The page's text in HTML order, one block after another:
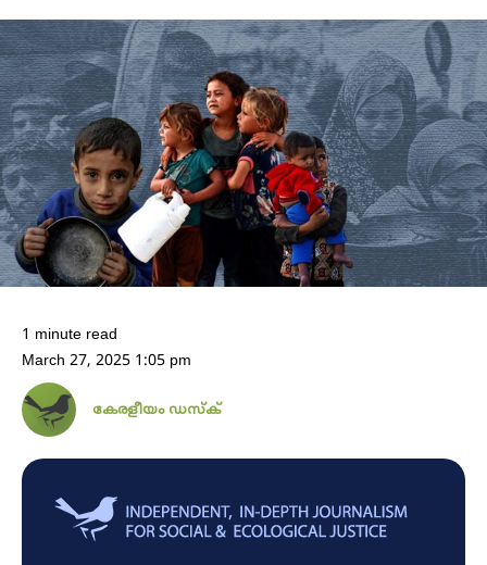
1 minute read
March 27, 2025 1:05 pm
കേരളീയം ഡസ്ക്